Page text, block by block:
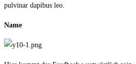
pulvinar dapibus leo.
Name